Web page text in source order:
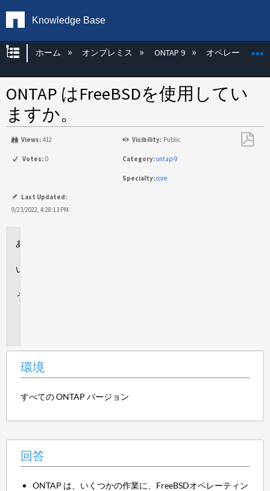
Knowledge Base
グローバル階層を展開/折りたたむ
ホーム オンプレミス ONTAP 9 オペレーティン
ONTAP はFreeBSDを使用してい
ますか。
Views: 412 Visibility: Public
Votes: 0 Category:ontap-9
Specialty:core
Last Updated:
9/23/2022, 4:28:13 PM
環境
すべての ONTAP バージョン
回答
ONTAP は、いくつかの作業に、FreeBSDオペレーティン